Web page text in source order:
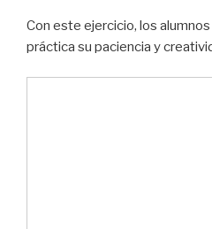
Con este ejercicio, los
práctica su paciencia y